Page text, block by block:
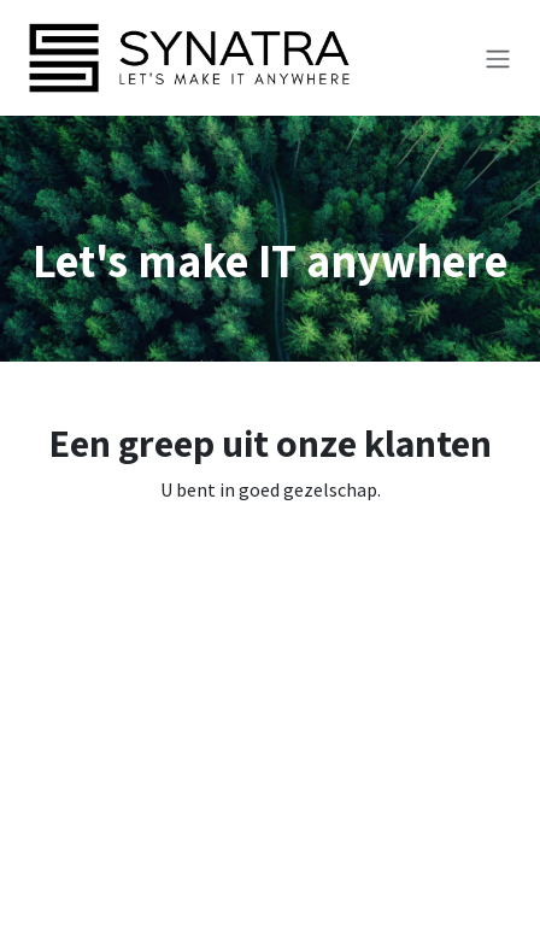
Let's make IT anywhere
Een greep uit onze klanten
U bent in goed gezelschap.